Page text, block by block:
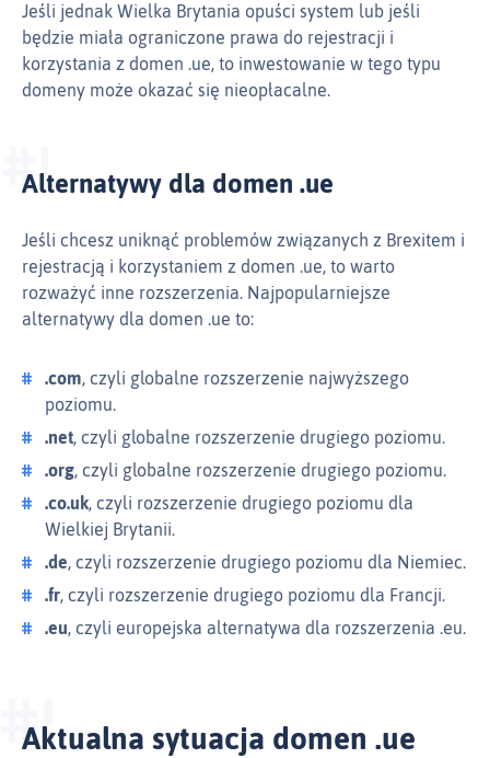
Jeśli jednak Wielka Brytania opuści system lub jeśli
będzie miała ograniczone prawa do rejestracji i
korzystania z domen .ue, to inwestowanie w tego typu
domeny może okazać się nieopłacalne.
Alternatywy dla domen .ue
Jeśli chcesz uniknąć problemów związanych z Brexitem i
rejestracją i korzystaniem z domen .ue, to warto
rozważyć inne rozszerzenia. Najpopularniejsze
alternatywy dla domen .ue to:
.com, czyli globalne rozszerzenie najwyższego
poziomu.
.net, czyli globalne rozszerzenie drugiego poziomu.
.org, czyli globalne rozszerzenie drugiego poziomu.
.co.uk, czyli rozszerzenie drugiego poziomu dla
Wielkiej Brytanii.
.de, czyli rozszerzenie drugiego poziomu dla Niemiec.
.fr, czyli rozszerzenie drugiego poziomu dla Francji.
.eu, czyli europejska alternatywa dla rozszerzenia .eu.
Aktualna sytuacja domen .ue